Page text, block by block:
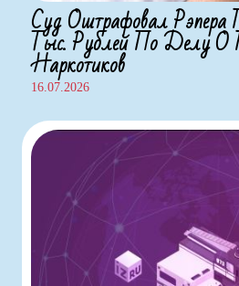
Суд Оштрафовал
Тыс. Рублей По Делу О
Наркотиков
16.07.2026